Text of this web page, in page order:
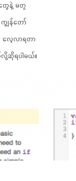
တွေနဲ့ မတူ
ကျွန်တော်
လေ့လာရတာ
ဆိုရပါမယ်။